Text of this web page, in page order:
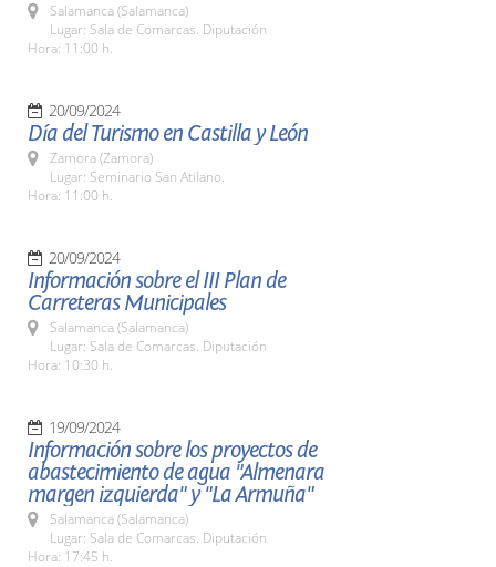
Salamanca (Salamanca)
Lugar: Sala de Comarcas. Diputación
Hora: 11:00 h.
20/09/2024
Día del Turismo en Castilla y León
Zamora (Zamora)
Lugar: Seminario San Atilano.
Hora: 11:00 h.
20/09/2024
Información sobre el III Plan de
Carreteras Municipales
Salamanca (Salamanca)
Lugar: Sala de Comarcas. Diputación
Hora: 10:30 h.
19/09/2024
Información sobre los proyectos de
abastecimiento de agua "Almenara
margen izquierda" y "La Armuña"
Salamanca (Salamanca)
Lugar: Sala de Comarcas. Diputación
Hora: 17:45 h.